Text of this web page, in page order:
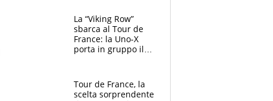
mirino
La “Viking Row”
sbarca al Tour de
France: la Uno-X
porta in gruppo il
compagni
Tour de France, la
scelta sorprendente